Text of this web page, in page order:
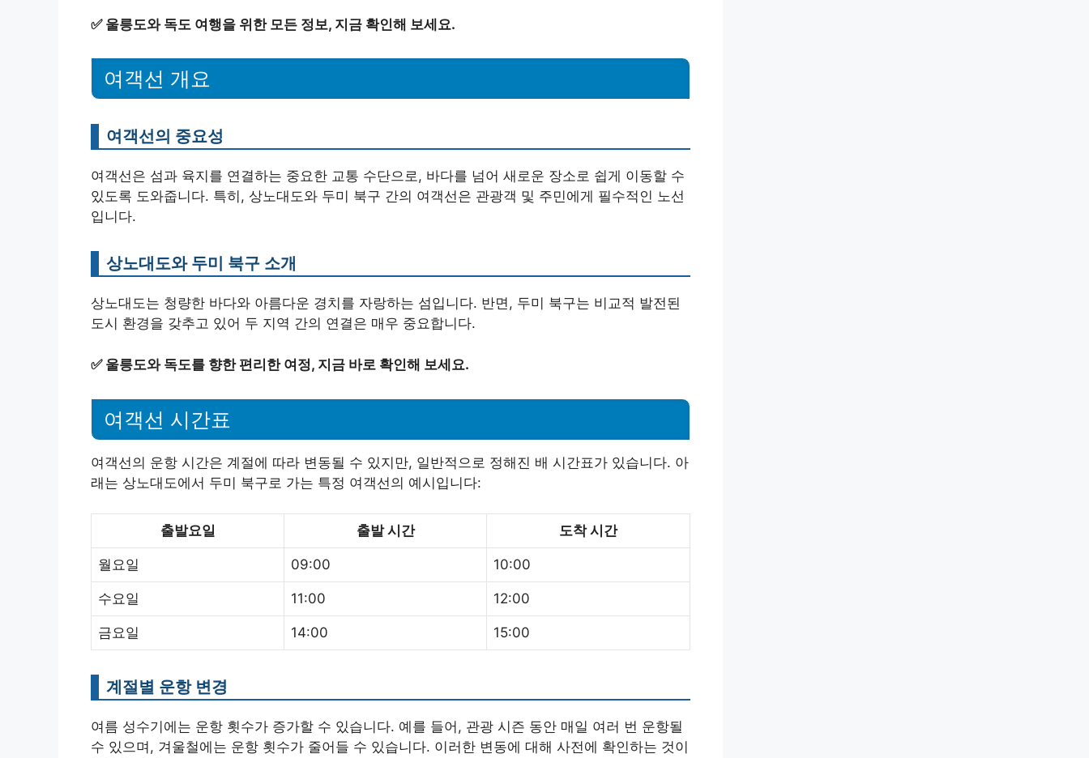
✅ 울릉도와 독도 여행을 위한 모든 정보, 지금 확인해 보세요.
여객선 개요
여객선의 중요성
여객선은 섬과 육지를 연결하는 중요한 교통 수단으로, 바다를 넘어 새로운 장소로 쉽게 이동할 수
있도록 도와줍니다. 특히, 상노대도와 두미 북구 간의 여객선은 관광객 및 주민에게 필수적인 노선
입니다.
상노대도와 두미 북구 소개
상노대도는 청량한 바다와 아름다운 경치를 자랑하는 섬입니다. 반면, 두미 북구는 비교적 발전된
도시 환경을 갖추고 있어 두 지역 간의 연결은 매우 중요합니다.
✅ 울릉도와 독도를 향한 편리한 여정, 지금 바로 확인해 보세요.
여객선 시간표
여객선의 운항 시간은 계절에 따라 변동될 수 있지만, 일반적으로 정해진 배 시간표가 있습니다. 아
래는 상노대도에서 두미 북구로 가는 특정 여객선의 예시입니다:
출발요일 출발 시간 도착 시간
월요일 09:00 10:00
수요일 11:00 12:00
금요일 14:00 15:00
계절별 운항 변경
여름 성수기에는 운항 횟수가 증가할 수 있습니다. 예를 들어, 관광 시즌 동안 매일 여러 번 운항될
수 있으며, 겨울철에는 운항 횟수가 줄어들 수 있습니다. 이러한 변동에 대해 사전에 확인하는 것이